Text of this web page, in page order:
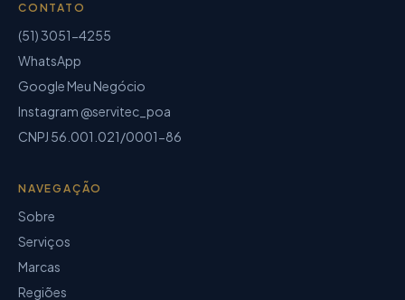
CONTATO
(51) 3051-4255
WhatsApp
Google Meu Negócio
Instagram @servitec_poa
CNPJ 56.001.021/0001-86
NAVEGAÇÃO
Sobre
Serviços
Marcas
Regiões